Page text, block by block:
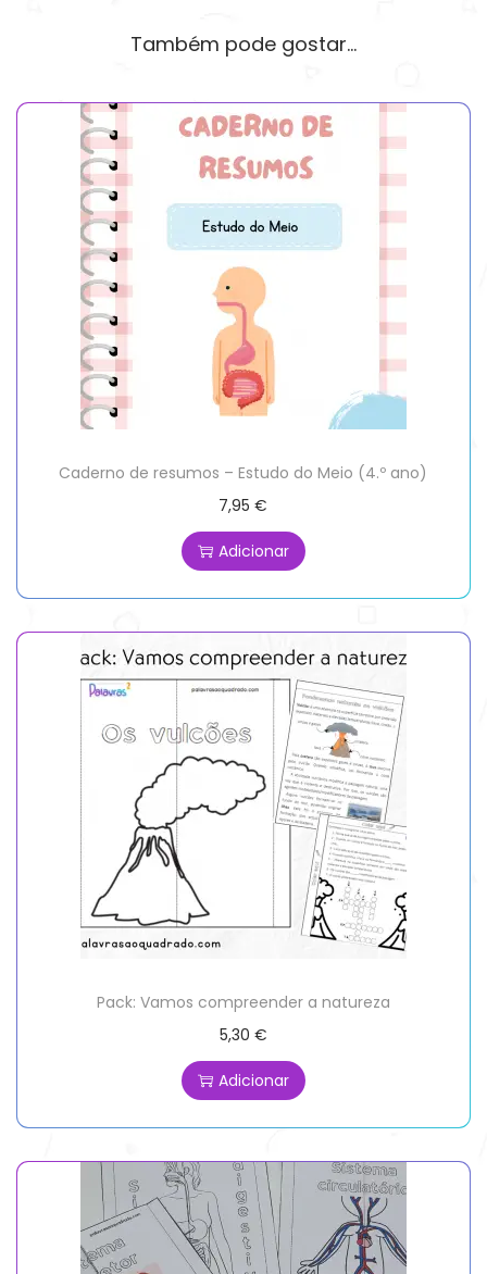
Também pode gostar…
Caderno de resumos – Estudo do Meio (4.º ano)
7,95€
Adicionar
Pack: Vamos compreender a natureza
5,30 €
Adicionar